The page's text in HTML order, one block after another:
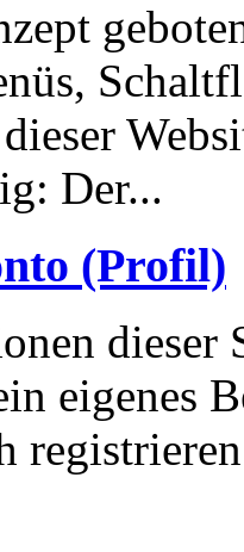
Der...
(Profil)
dieser
eigenes